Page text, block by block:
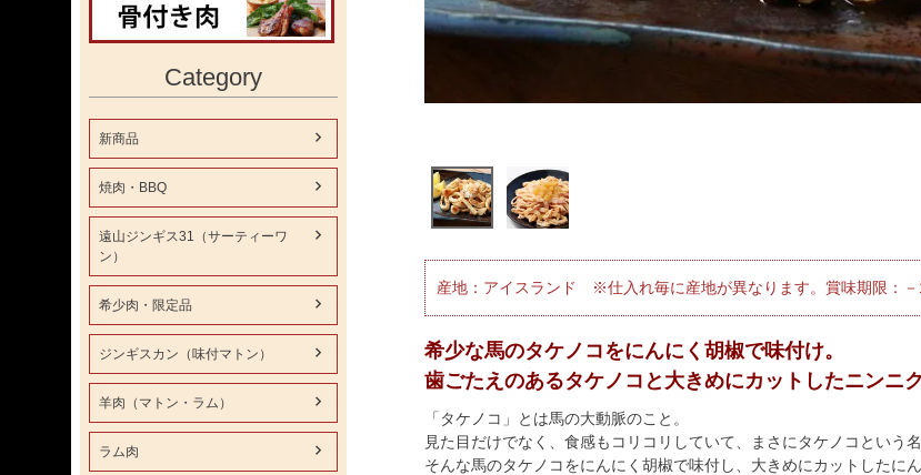
Category
新商品
焼肉・BBQ
遠山ジンギス31（サーティーワ
ン）
希少肉・限定品
ジンギスカン（味付マトン）
羊肉（マトン・ラム）
ラム肉
産地：アイスランド ※仕入れ毎に産地が異なります。賞味期限：
希少な馬のタケノコをにんにく胡椒で味付け。
歯ごたえのあるタケノコと大きめにカットしたニンニ
「タケノコ」とは馬の大動脈のこと。
見た目だけでなく、食感もコリコリしていて、まさにタケノコという名
そんな馬のタケノコをにんにく胡椒で味付し、大きめにカットしたに